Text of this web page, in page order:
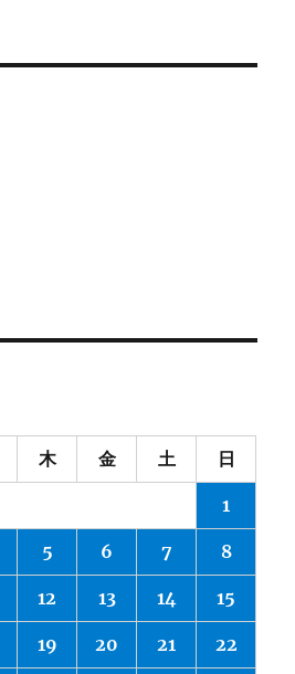
木 金 土 日
1
5 6 7 8
12 13 14 15
19 20 21 22